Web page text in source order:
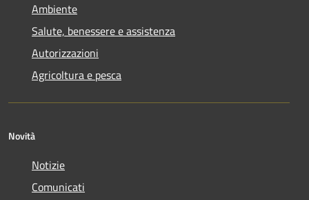
Ambiente
Salute, benessere e assistenza
Autorizzazioni
Agricoltura e pesca
Novità
Notizie
Comunicati